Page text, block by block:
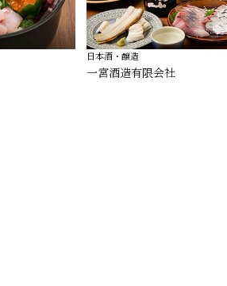
日本酒・釀造
一宮酒造有限会社